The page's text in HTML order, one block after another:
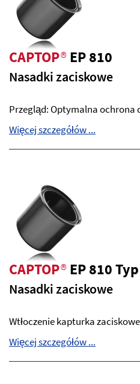
CAPTOP®EP 810
Nasadki zaciskowe
Przegląd: Optymalna ochrona
Więcej szczegółów ...
CAPTOP®EP 810
Nasadki zaciskowe
Wtłoczenie kapturka
Więcej szczegółów ...